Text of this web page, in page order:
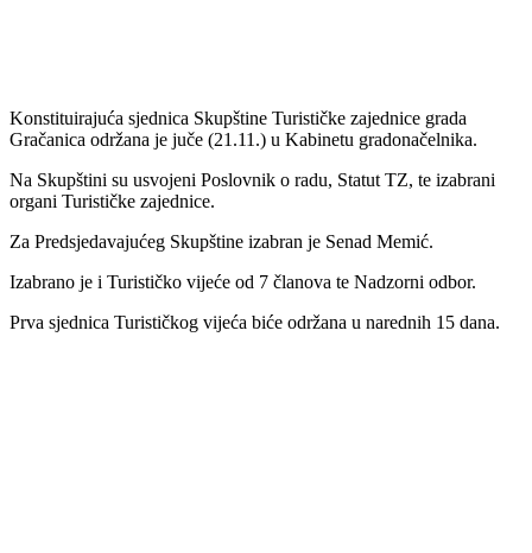
Konstituirajuća sjednica Skupštine Turističke zajednice grada
Gračanica održana je juče (21.11.) u Kabinetu gradonačelnika.
Na Skupštini su usvojeni Poslovnik o radu, Statut TZ, te izabrani
organi Turističke zajednice.
Za Predsjedavajućeg Skupštine izabran je Senad Memić.
Izabrano je i Turističko vijeće od 7 članova te Nadzorni odbor.
Prva sjednica Turističkog vijeća biće održana u narednih 15 dana.